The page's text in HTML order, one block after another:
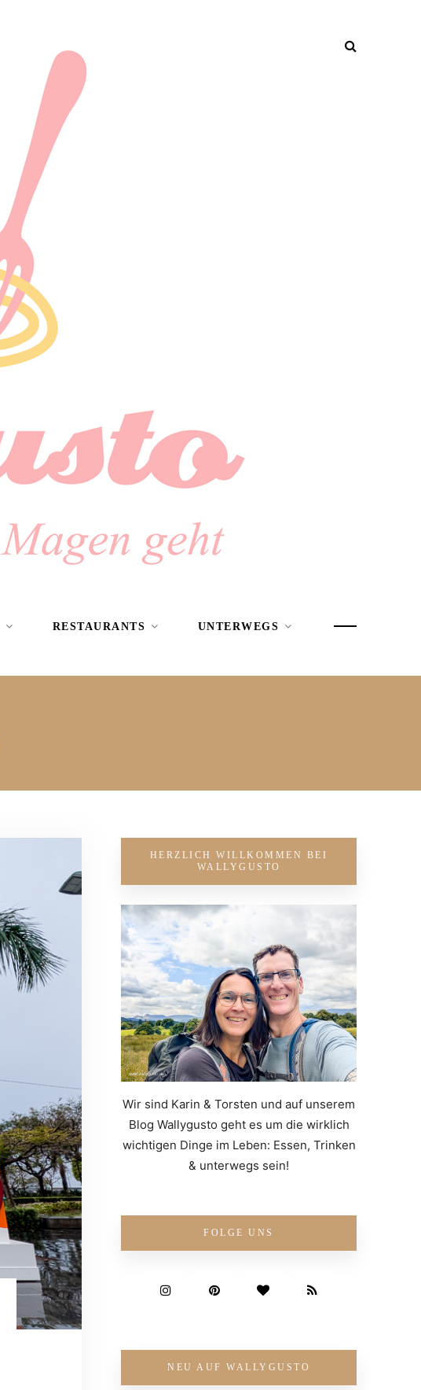
RESTAURANTS UNTERWEGS
HERZLICH WILLKOMMEN BEI
WALLYGUSTO
Wir sind Karin & Torsten und auf unserem
Blog Wallygusto geht es um die wirklich
wichtigen Dinge im Leben: Essen, Trinken
& unterwegs sein!
FOLGE UNS
NEU AUF WALLYGUSTO